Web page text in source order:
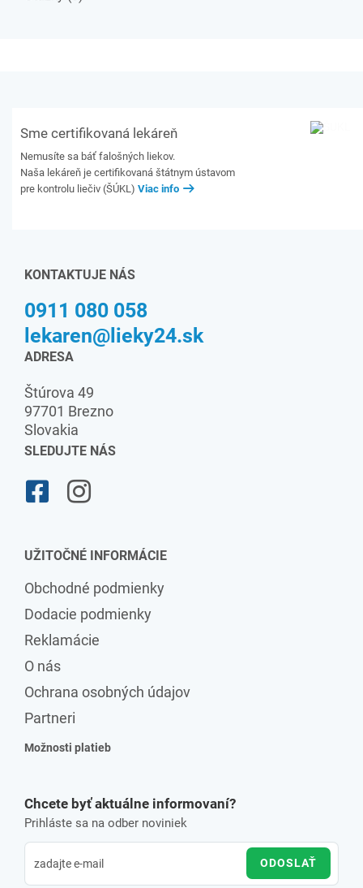
Sme certifikovaná lekáreň
Nemusíte sa báť falošných liekov.
Naša lekáreň je certifikovaná štátnym ústavom
pre kontrolu liečiv (ŠÚKL) Viac info
KONTAKTUJE NÁS
0911 080 058
lekaren@lieky24.sk
ADRESA
Štúrova 49
97701 Brezno
Slovakia
SLEDUJTE NÁS
UŽITOČNÉ INFORMÁCIE
Obchodné podmienky
Dodacie podmienky
Reklamácie
O nás
Ochrana osobných údajov
Partneri
Možnosti platieb
Chcete byť aktuálne informovaní?
Prihláste sa na odber noviniek
ODOSLAŤ